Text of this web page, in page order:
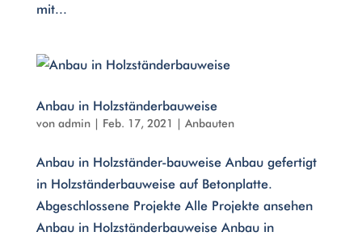
mit...
Anbau in Holzständerbauweise
von admin| Feb. 17, 2021 | Anbauten
Anbau in Holzständer-bauweise Anbau gefertigt
in Holzständerbauweise auf Betonplatte.
Abgeschlossene Projekte Alle Projekte ansehen
Anbau in Holzständerbauweise Anbau in